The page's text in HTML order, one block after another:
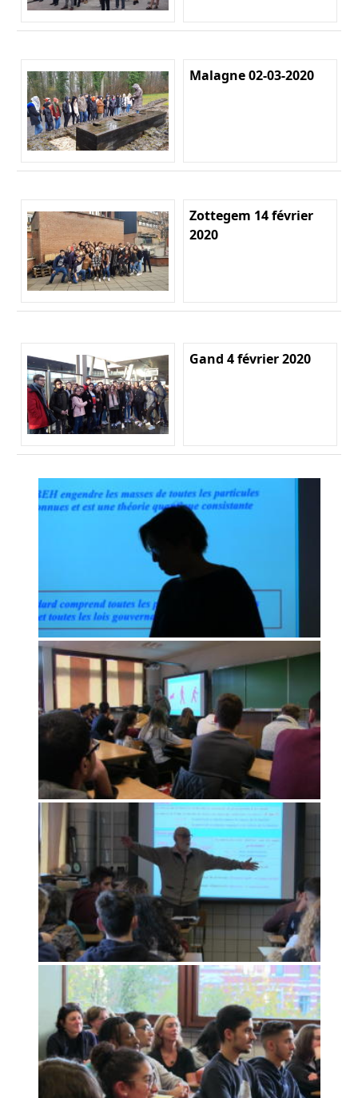
Malagne 02-03-2020
Zottegem 14 février
2020
Gand 4 février 2020